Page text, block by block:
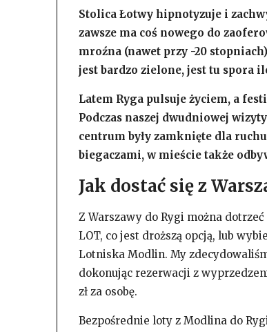
Stolica Łotwy hipnotyzuje i
zawsze ma coś nowego do
mroźna (nawet przy -20
jest bardzo zielone, jest tu spora
Latem Ryga pulsuje życiem, a
Podczas naszej dwudniowej
centrum były zamknięte dla
biegaczami, w mieście także
Jak dostać się z
Z Warszawy do Rygi można
LOT, co jest droższą opcją, lub
Lotniska Modlin. My
dokonując rezerwacji z
zł za osobę.
Bezpośrednie loty z Modlina do